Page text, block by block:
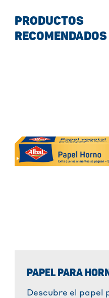
PRODUCTOS
RECOMENDADOS
PAPEL PARA
Descubre el papel